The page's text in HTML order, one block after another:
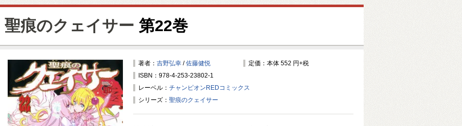
聖痕のクェイサー 第22巻
著者： 吉野弘幸 /佐藤健悦
定価：本体 552 円+税
ISBN：978-4-253-23802-1
レーベル： チャンピオンREDコミックス
シリーズ： 聖痕のクェイサー